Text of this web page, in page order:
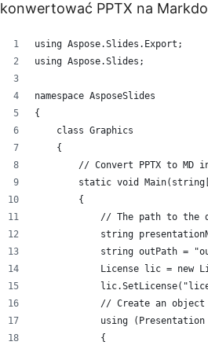
konwertować PPTX na
using Aspose.Slides.Export;
using Aspose.Slides;
namespace AsposeSlides
{
    class Graphics
    {
// Convert PPTX to MD
static void
        {
// The path to the
string
string outPath =
License lic = new
// Create an
using
            {